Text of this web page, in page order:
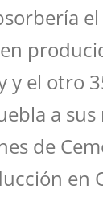
y el otro
a
de
en